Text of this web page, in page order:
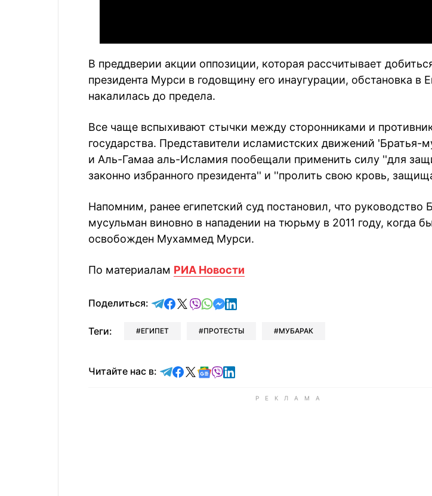
В преддверии акции оппозиции, которая рассчитывает
президента Мурси в годовщину его инаугурации, обстановка в
накалилась до предела.
Все чаще вспыхивают стычки между сторонниками и
государства. Представители исламистских движений 'Братья-
и Аль-Гамаа аль-Исламия пообещали применить силу ''для
законно избранного президента'' и ''пролить свою кровь,
Напомним, ранее египетский суд постановил, что руководство
мусульман виновно в нападении на тюрьму в 2011 году, когда
освобожден Мухаммед Мурси.
По материалам РИА Новости
Поделиться: отправить в Telegram
поделиться в Facebook
поделиться в X
отправить в Viber
отправить в Whatsapp
отправить в Messenger
отправить в LinkedIn
Теги: ЕГИПЕТ ПРОТЕСТЫ МУБАРАК
Читайте нас в: Читайте в Telegram
Читайте в Facebook
Читайте в X
Читайте в Google news
Читайте в Viber
Читайте в LinkedIn